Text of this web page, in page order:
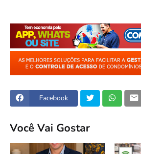
Facebook
Você Vai Gostar